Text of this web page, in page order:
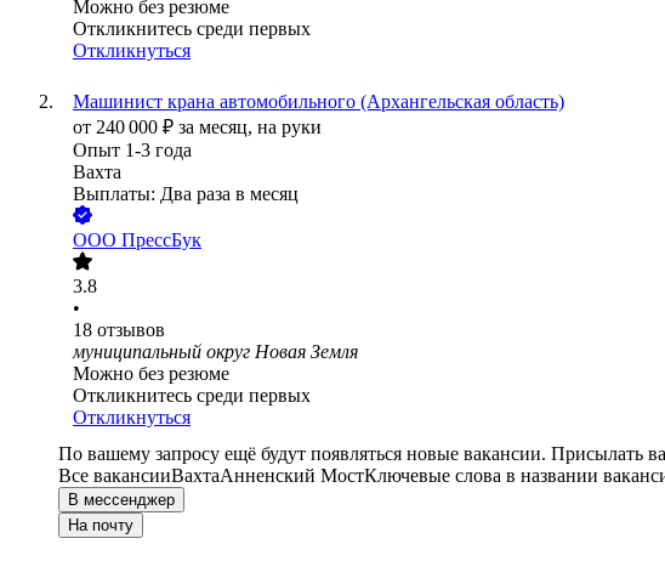
Можно без резюме
Откликнитесь среди первых
Откликнуться
Машинист крана автомобильного (Архангельская область)
от 240 000 ₽ за месяц, на руки
Опыт 1-3 года
Вахта
Выплаты: Два раза в месяц
ООО ПрессБук
3.8
•
18 отзывов
муниципальный округ Новая Земля
Можно без резюме
Откликнитесь среди первых
Откликнуться
По вашему запросу ещё будут появляться новые вакансии. Присылать
Все вакансииВахтаАнненский МостКлючевые слова в названии
В мессенджер
На почту